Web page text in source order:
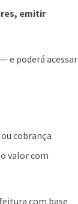
emitir
— e poderá acessar
cobrança
valor com
com base